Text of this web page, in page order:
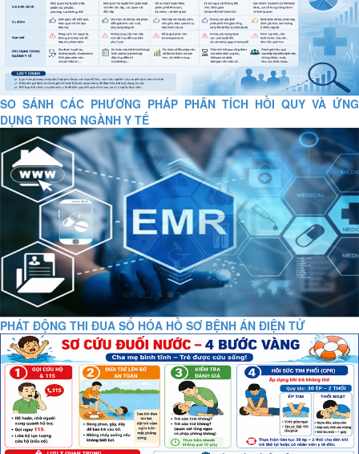
SO SÁNH CÁC PHƯƠNG PHÁP PHÂN TÍCH HỒI QUY VÀ ỨNG
DỤNG TRONG NGÀNH Y TẾ
PHÁT ĐỘNG THI ĐUA SỐ HÓA HỒ SƠ BỆNH ÁN ĐIỆN TỬ